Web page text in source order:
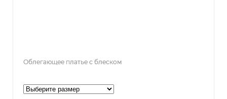
Облегающее платье с блеском